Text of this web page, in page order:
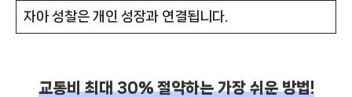
자아 성찰은 개인 성장과 연결됩니다.
교통비 최대 30% 절약하는 가장 쉬운 방법!